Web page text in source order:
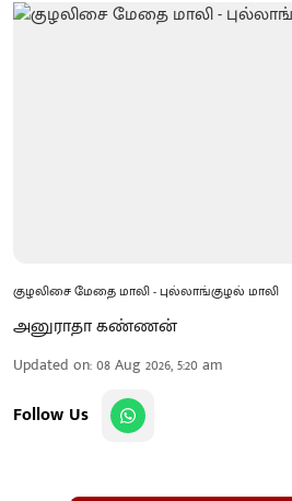
குழலிசை மேதை மாலி - புல்லாங்குழல் மாலி
அனுராதா கண்ணன்
Updated on:08 Aug 2026, 5:20 am
Follow Us